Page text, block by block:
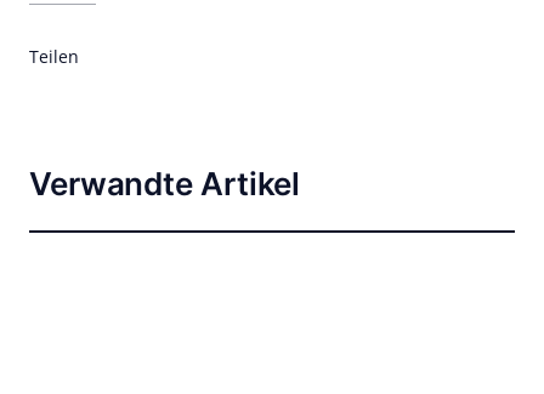
Teilen
Verwandte Artikel